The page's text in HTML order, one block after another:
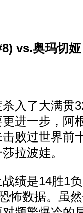
vs.奥玛切
了大满贯
进一步，阿
败过世界前
拉波娃。
是14胜1负
怖数据。虽